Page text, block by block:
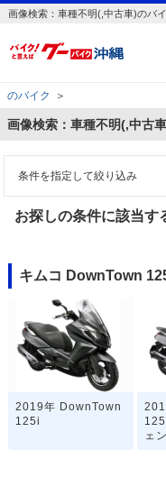
画像検索：車種不明(,中古車)のバ
のバイク ＞
画像検索：車種不明(,中古
条件を指定して絞り込み
お探しの条件に該当す
キムコ DownTown
2019年 DownTown
125i
ェ